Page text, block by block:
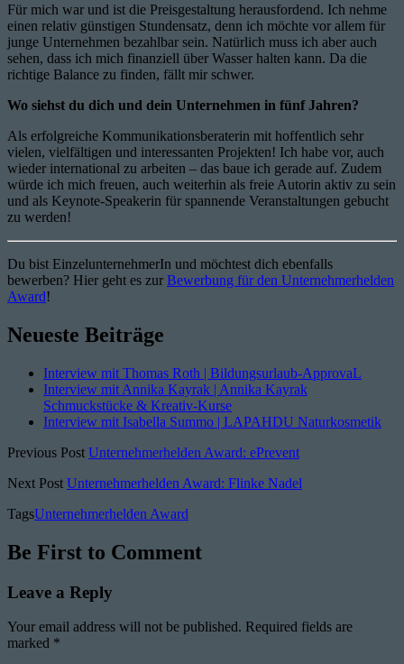
Für mich war und ist die Preisgestaltung herausfordend. Ich nehme
einen relativ günstigen Stundensatz, denn ich möchte vor allem für
junge Unternehmen bezahlbar sein. Natürlich muss ich aber auch
sehen, dass ich mich finanziell über Wasser halten kann. Da die
richtige Balance zu finden, fällt mir schwer.
Wo siehst du dich und dein Unternehmen in fünf Jahren?
Als erfolgreiche Kommunikationsberaterin mit hoffentlich sehr
vielen, vielfältigen und interessanten Projekten! Ich habe vor, auch
wieder international zu arbeiten – das baue ich gerade auf. Zudem
würde ich mich freuen, auch weiterhin als freie Autorin aktiv zu sein
und als Keynote-Speakerin für spannende Veranstaltungen gebucht
zu werden!
Du bist EinzelunternehmerIn und möchtest dich ebenfalls
bewerben? Hier geht es zur Bewerbung für den Unternehmerhelden
Award!
Neueste Beiträge
Interview mit Thomas Roth | Bildungsurlaub-ApprovaL
Interview mit Annika Kayrak | Annika Kayrak
Schmuckstücke & Kreativ-Kurse
Interview mit Isabella Summo | LAPAHDU Naturkosmetik
Previous Post Unternehmerhelden Award: ePrevent
Next Post Unternehmerhelden Award: Flinke Nadel
TagsUnternehmerhelden Award
Be First to Comment
Leave a Reply
Your email address will not be published. Required fields are
marked *